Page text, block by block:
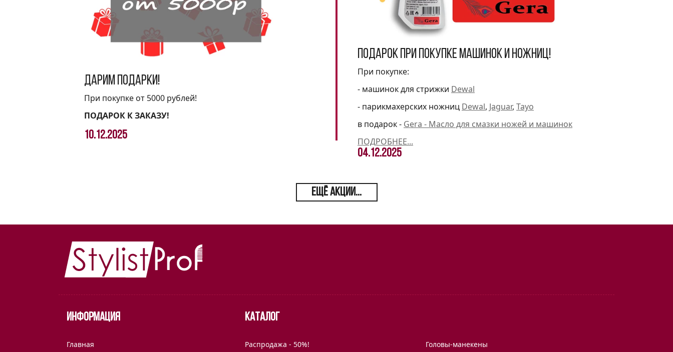
Дарим подарки!
При покупке от 5000 рублей!
ПОДАРОК К ЗАКАЗУ!
10.12.2025
Подарок при покупке машинок и ножниц!
При покупке:
- машинок для стрижки Dewal
- парикмахерских ножниц Dewal, Jaguar, Tayo
в подарок - Gera - Масло для смазки ножей и машинок
ПОДРОБНЕЕ...
04.12.2025
ЕЩЁ АКЦИИ...
Информация Каталог
Главная Распродажа - 50%! Головы-манекены